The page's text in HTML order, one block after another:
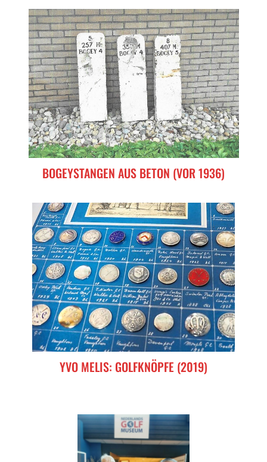
BOGEYSTANGEN AUS BETON (VOR 1936)
YVO MELIS: GOLFKNÖPFE (2019)